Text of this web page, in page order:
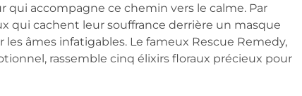
accompagne ce chemin vers le calme. Par
qui cachent leur souffrance derrière un masque
âmes infatigables. Le fameux Rescue Remedy,
rassemble cinq élixirs floraux précieux pour